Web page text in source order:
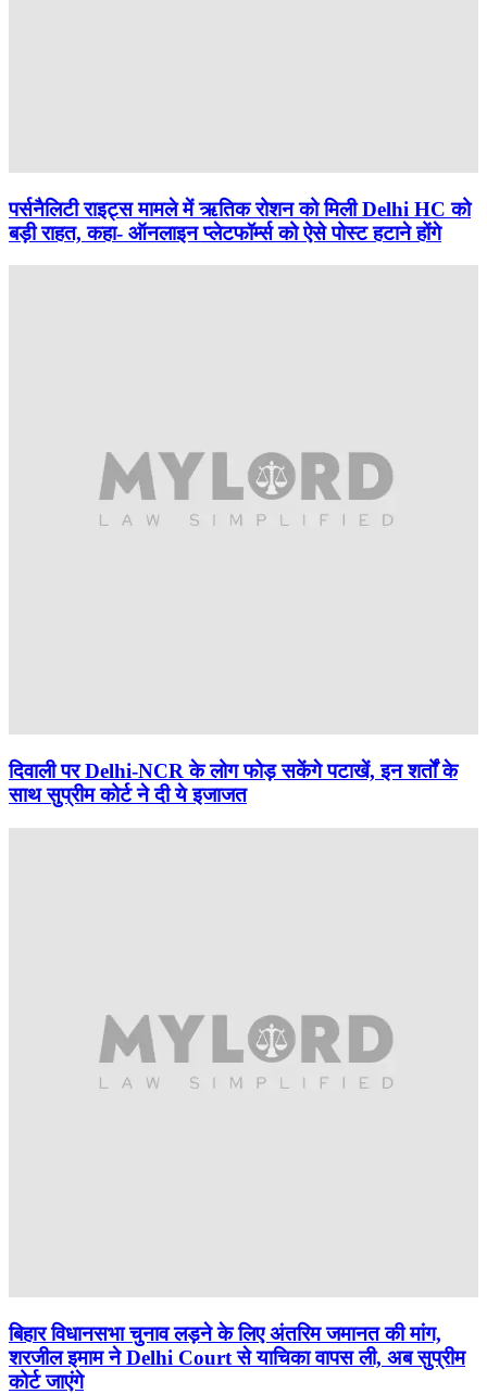
पर्सनैलिटी राइट्स मामले में ऋतिक रोशन को मिली Delhi HC को
बड़ी राहत, कहा- ऑनलाइन प्लेटफॉर्म्स को ऐसे पोस्ट हटाने होंगे
दिवाली पर Delhi-NCR के लोग फोड़ सकेंगे पटाखें, इन शर्तों के
साथ सुप्रीम कोर्ट ने दी ये इजाजत
बिहार विधानसभा चुनाव लड़ने के लिए अंतरिम जमानत की मांग,
शरजील इमाम ने Delhi Court से याचिका वापस ली, अब सुप्रीम
कोर्ट जाएंगे